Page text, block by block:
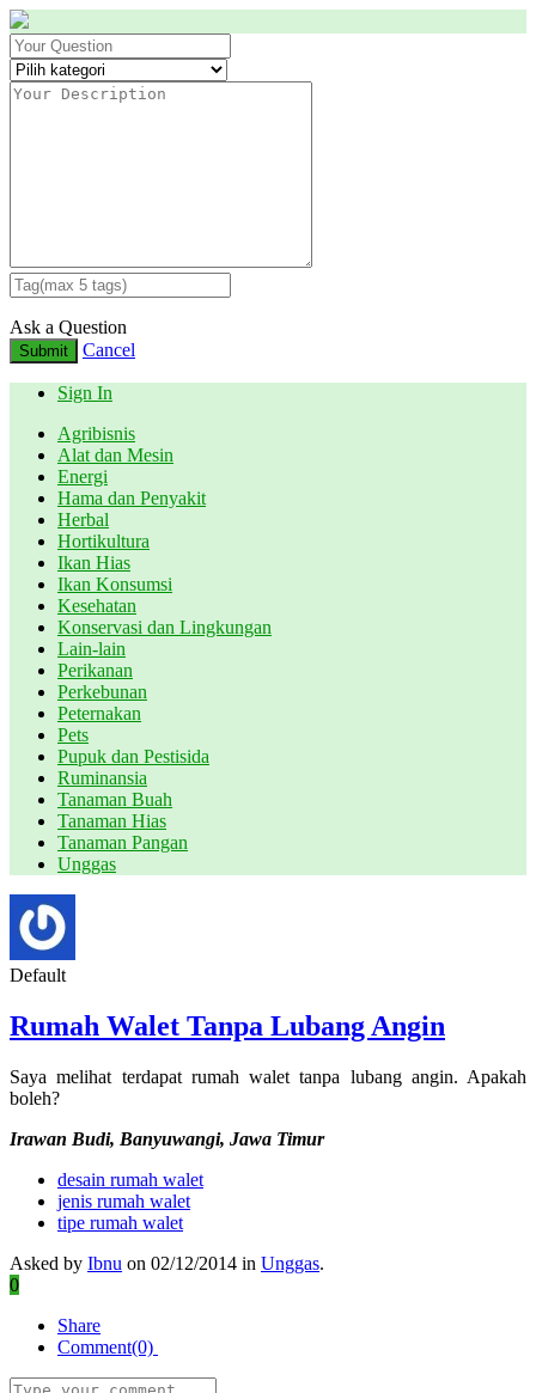
Ask a Question
Submit Cancel
Sign In
Agribisnis
Alat dan Mesin
Energi
Hama dan Penyakit
Herbal
Hortikultura
Ikan Hias
Ikan Konsumsi
Kesehatan
Konservasi dan Lingkungan
Lain-lain
Perikanan
Perkebunan
Peternakan
Pets
Pupuk dan Pestisida
Ruminansia
Tanaman Buah
Tanaman Hias
Tanaman Pangan
Unggas
Default
Rumah Walet Tanpa Lubang Angin
Saya melihat terdapat rumah walet tanpa lubang angin. Apakah
boleh?
Irawan Budi, Banyuwangi, Jawa Timur
desain rumah walet
jenis rumah walet
tipe rumah walet
Asked by Ibnu on 02/12/2014 in Unggas.
0
Share
Comment(0)